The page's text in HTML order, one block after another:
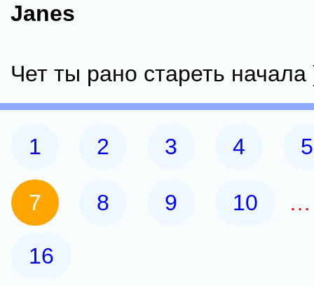
Janes
Чет ты рано стареть начала
1 2 3 4 5
7 8 9 10
16